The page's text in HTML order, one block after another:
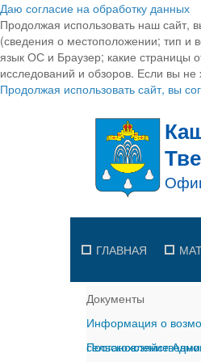
Даю согласие на обработку данных
Продолжая использовать наш сайт,
(сведения о местоположении; тип и
язык ОС и Браузер; какие страницы
исследований и обзоров. Если вы
Продолжая использовать сайт, вы
ГЛАВНАЯ
Документы
Информация о
Постановление